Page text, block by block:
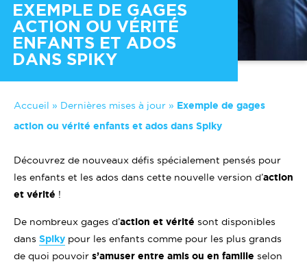
EXEMPLE DE GAGES
ACTION OU VÉRITÉ
ENFANTS ET ADOS
DANS SPIKY
Accueil » Dernières mises à jour » Exemple de gages
action ou vérité enfants et ados dans Spiky
Découvrez de nouveaux défis spécialement pensés pour
les enfants et les ados dans cette nouvelle version d’action
et vérité !
De nombreux gages d’action et vérité sont disponibles
dans Spiky pour les enfants comme pour les plus grands
de quoi pouvoir s’amuser entre amis ou en famille selon